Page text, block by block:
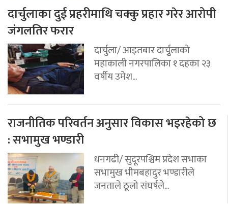
दार्चुलाका दुई प्रहरीमाथि चक्कु प्रहार गरेर आरोपी
जंगलतिर फरार
दार्चुला/ आइतबार दार्चुृलाको
महाकाली नगरपालिका १ दहका २३
वर्षीय उमेश...
राजनीतिक परिवर्तन अनुसार विकास भइरहेको छ
: सभामुख भण्डारी
धनगढी/ सुदूरपश्चिम प्रदेश सभाका
सभामुख भीमबहादुर भण्डारीले
जनताले ठूलो संघर्षले...